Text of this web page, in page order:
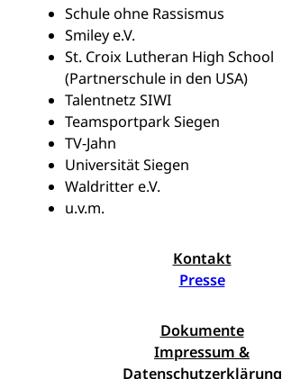
Schule ohne Rassismus
Smiley e.V.
St. Croix Lutheran High School
(Partnerschule in den USA)
Talentnetz SIWI
Teamsportpark Siegen
TV-Jahn
Universität Siegen
Waldritter e.V.
u.v.m.
Kontakt
Presse
Dokumente
Impressum &
Datenschutzerklärung